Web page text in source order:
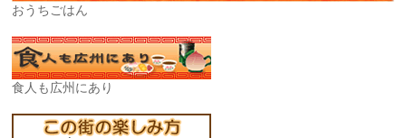
おうちごはん
食人も広州にあり